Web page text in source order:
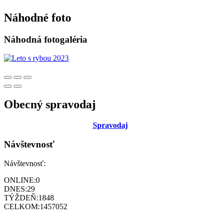
Náhodné foto
Náhodná fotogaléria
Obecný spravodaj
Spravodaj
Návštevnosť
Návštevnosť:
ONLINE:0
DNES:29
TÝŽDEŇ:1848
CELKOM:1457052